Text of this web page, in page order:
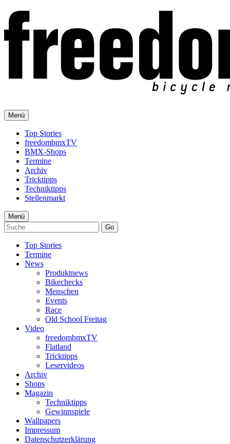
Menü
Top Stories
freedombmxTV
BMX-Shops
Termine
Archiv
Tricktipps
Techniktipps
Stellenmarkt
Menü
Go
Top Stories
Termine
News
Produktnews
Bikechecks
Menschen
Events
Race
Old School Freitag
Video
freedombmxTV
Flatland
Tricktipps
Leservideos
Archiv
Shops
Magazin
Techniktipps
Gewinnspiele
Wallpapers
Impressum
Datenschutzerklärung